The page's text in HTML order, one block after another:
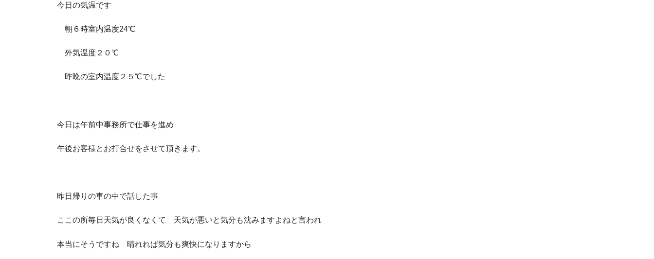
今日の気温です
朝６時室内温度24℃
外気温度２０℃
昨晩の室内温度２５℃でした
今日は午前中事務所で仕事を進め
午後お客様とお打合せをさせて頂きます。
昨日帰りの車の中で話した事
ここの所毎日天気が良くなくて 天気が悪いと気分も沈みますよねと言われ
本当にそうですね 晴れれば気分も爽快になりますから